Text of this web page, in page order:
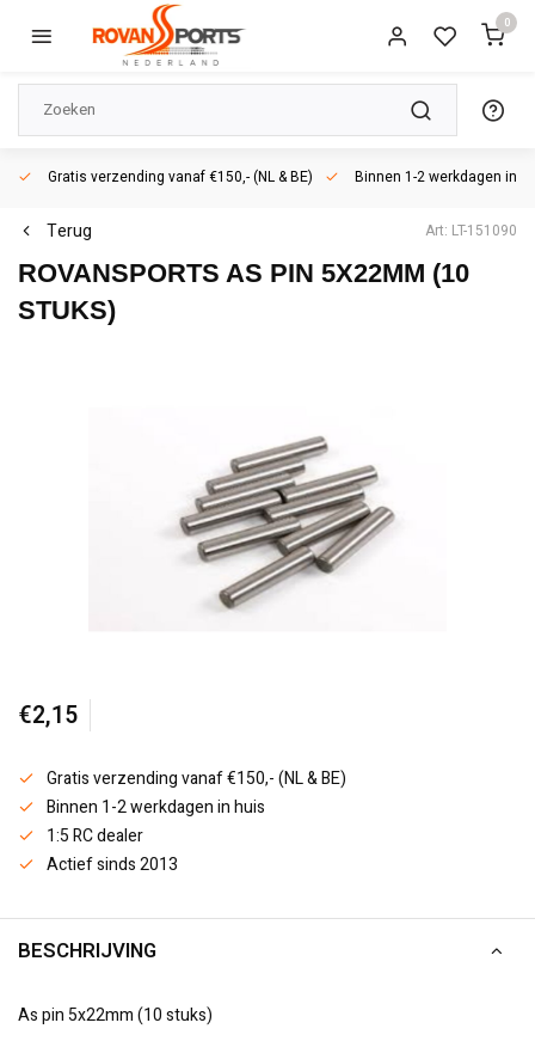
0
Gratis verzending vanaf €150,- (NL & BE) Binnen 1-2 werkdagen in
Terug Art: LT-151090
ROVANSPORTS AS PIN 5X22MM (10
STUKS)
€2,15
Gratis verzending vanaf €150,- (NL & BE)
Binnen 1-2 werkdagen in huis
1:5 RC dealer
Actief sinds 2013
BESCHRIJVING
As pin 5x22mm (10 stuks)